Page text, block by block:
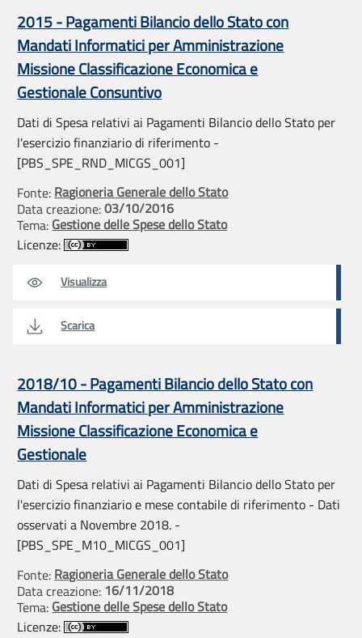
2015 - Pagamenti Bilancio dello Stato con
Mandati Informatici per Amministrazione
Missione Classificazione Economica e
Gestionale Consuntivo
Dati di Spesa relativi ai Pagamenti Bilancio dello Stato per
l'esercizio finanziario di riferimento -
[PBS_SPE_RND_MICGS_001]
Fonte: Ragioneria Generale dello Stato
Data creazione:03/10/2016
Tema: Gestione delle Spese dello Stato
Licenze:
Visualizza
Scarica
2018/10 - Pagamenti Bilancio dello Stato con
Mandati Informatici per Amministrazione
Missione Classificazione Economica e
Gestionale
Dati di Spesa relativi ai Pagamenti Bilancio dello Stato per
l'esercizio finanziario e mese contabile di riferimento - Dati
osservati a Novembre 2018. -
[PBS_SPE_M10_MICGS_001]
Fonte: Ragioneria Generale dello Stato
Data creazione: 16/11/2018
Tema: Gestione delle Spese dello Stato
Licenze: